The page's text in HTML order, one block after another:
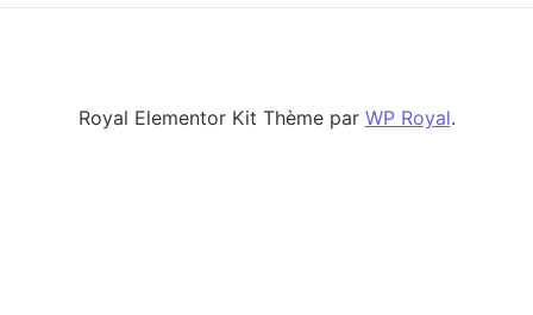
Royal Elementor Kit Thème par WP Royal.